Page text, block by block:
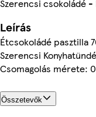
Szerencsi csokoládé
Leírás
Étcsokoládé pasztilla
Szerencsi
Csomagolás mérete:
Összetevők